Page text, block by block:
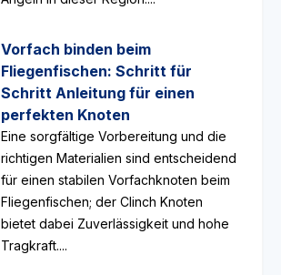
Vorfach binden beim
Fliegenfischen: Schritt für
Schritt Anleitung für einen
perfekten Knoten
Eine sorgfältige Vorbereitung und die
richtigen Materialien sind entscheidend
für einen stabilen Vorfachknoten beim
Fliegenfischen; der Clinch Knoten
bietet dabei Zuverlässigkeit und hohe
Tragkraft....